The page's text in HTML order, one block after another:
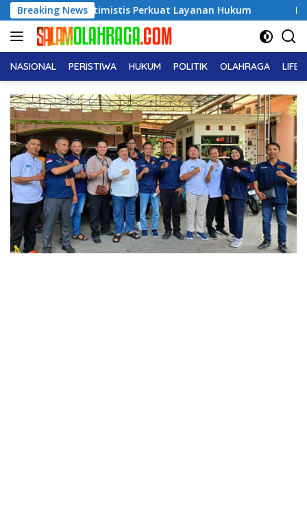
Langsung
ke
konten
Breaking News
Perkuat Layanan Hukum Dukcapil Ungkap
NASIONAL PERISTIWA HUKUM POLITIK OLAHRAGA